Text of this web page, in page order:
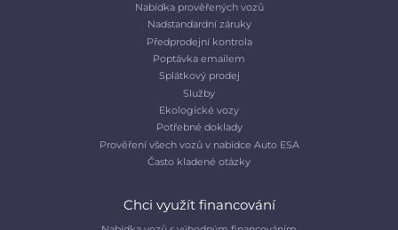
Nabídka prověřených vozů
Nadstandardní záruky
Předprodejní kontrola
Poptávka emailem
Splátkový prodej
Služby
Ekologické vozy
Potřebné doklady
Prověření všech vozů v nabídce Auto ESA
Často kladené otázky
Chci využít financování